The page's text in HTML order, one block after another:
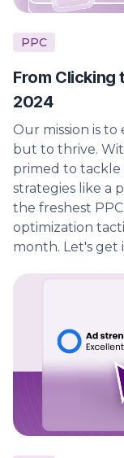
PPC
From Clicking
2024
Our mission is
but to thrive.
primed to tackle
strategies like a
the freshest
optimization
month. Let's get